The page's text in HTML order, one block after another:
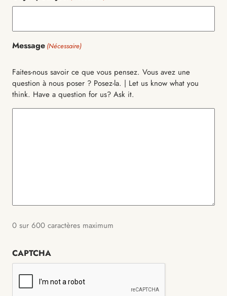
Message (Nécessaire)
Faites-nous savoir ce que vous pensez. Vous avez une
question à nous poser ? Posez-la. | Let us know what you
think. Have a question for us? Ask it.
0 sur 600 caractères maximum
CAPTCHA